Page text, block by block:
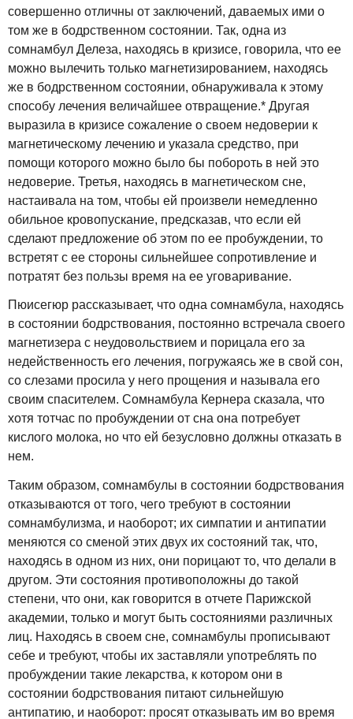
совершенно отличны от заключений, даваемых ими о
том же в бодрственном состоянии. Так, одна из
сомнамбул Делеза, находясь в кризисе, говорила, что ее
можно вылечить только магнетизированием, находясь
же в бодрственном состоянии, обнаруживала к этому
способу лечения величайшее отвращение.* Другая
выразила в кризисе сожаление о своем недоверии к
магнетическому лечению и указала средство, при
помощи которого можно было бы побороть в ней это
недоверие. Третья, находясь в магнетическом сне,
настаивала на том, чтобы ей произвели немедленно
обильное кровопускание, предсказав, что если ей
сделают предложение об этом по ее пробуждении, то
встретят с ее стороны сильнейшее сопротивление и
потратят без пользы время на ее уговаривание.
Пюисегюр рассказывает, что одна сомнамбула, находясь
в состоянии бодрствования, постоянно встречала своего
магнетизера с неудовольствием и порицала его за
недейственность его лечения, погружаясь же в свой сон,
со слезами просила у него прощения и называла его
своим спасителем. Сомнамбула Кернера сказала, что
хотя тотчас по пробуждении от сна она потребует
кислого молока, но что ей безусловно должны отказать в
нем.
Таким образом, сомнамбулы в состоянии бодрствования
отказываются от того, чего требуют в состоянии
сомнамбулизма, и наоборот; их симпатии и антипатии
меняются со сменой этих двух их состояний так, что,
находясь в одном из них, они порицают то, что делали в
другом. Эти состояния противоположны до такой
степени, что они, как говорится в отчете Парижской
академии, только и могут быть состояниями различных
лиц. Находясь в своем сне, сомнамбулы прописывают
себе и требуют, чтобы их заставляли употреблять по
пробуждении такие лекарства, к котором они в
состоянии бодрствования питают сильнейшую
антипатию, и наоборот: просят отказывать им во время